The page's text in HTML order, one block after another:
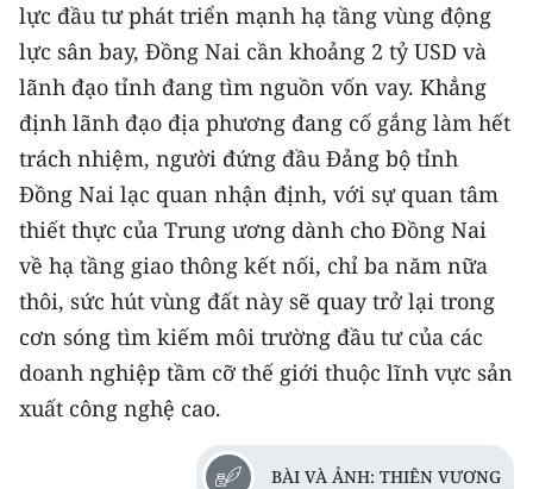
lực đầu tư phát triển mạnh hạ tầng vùng động
lực sân bay, Đồng Nai cần khoảng 2 tỷ USD và
lãnh đạo tỉnh đang tìm nguồn vốn vay. Khẳng
định lãnh đạo địa phương đang cố gắng làm hết
trách nhiệm, người đứng đầu Đảng bộ tỉnh
Đồng Nai lạc quan nhận định, với sự quan tâm
thiết thực của Trung ương dành cho Đồng Nai
về hạ tầng giao thông kết nối, chỉ ba năm nữa
thôi, sức hút vùng đất này sẽ quay trở lại trong
cơn sóng tìm kiếm môi trường đầu tư của các
doanh nghiệp tầm cỡ thế giới thuộc lĩnh vực sản
xuất công nghệ cao.
BÀI VÀ ẢNH: THIÊN VƯƠNG